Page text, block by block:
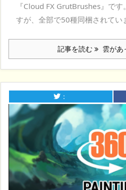
『Cloud FX GrutBrushes』で
すが、全部で50種同梱されてい
記事を読む 雲があ
：